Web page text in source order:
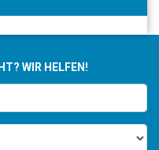
WIR HELFEN!